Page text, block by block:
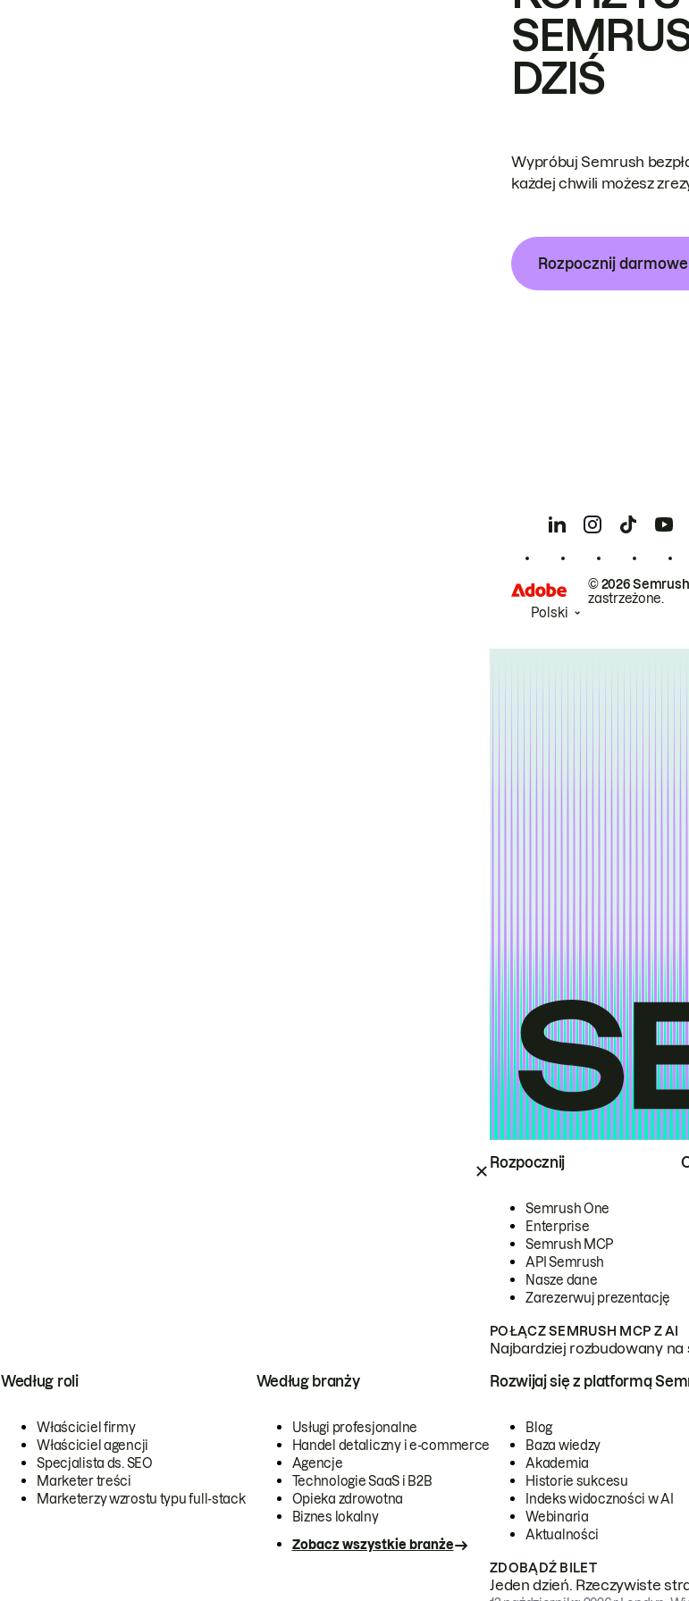
Rozpocznij
Semrush One
Enterprise
Semrush MCP
API Semrush
Nasze dane
Zarezerwuj prezentację
POŁĄCZ SEMRUSH MCP Z AI
Najbardziej rozbudowany
Według roli
Właściciel firmy
Właściciel agencji
Specjalista ds. SEO
Marketer treści
Marketerzy wzrostu typu full-stack
Według branży
Usługi profesjonalne
Handel detaliczny i e-commerce
Agencje
Technologie SaaS i B2B
Opieka zdrowotna
Biznes lokalny
Zobacz wszystkie branże
Rozwijaj się z platformą
Blog
Baza wiedzy
Akademia
Historie sukcesu
Indeks widoczności w AI
Webinaria
Aktualności
ZDOBĄDŹ BILET
Jeden dzień. Rzeczywiste
DZIŚ
Wypróbuj Semrush
każdej chwili możesz
Rozpocznij
© 2026
zastrzeżone.
Polski